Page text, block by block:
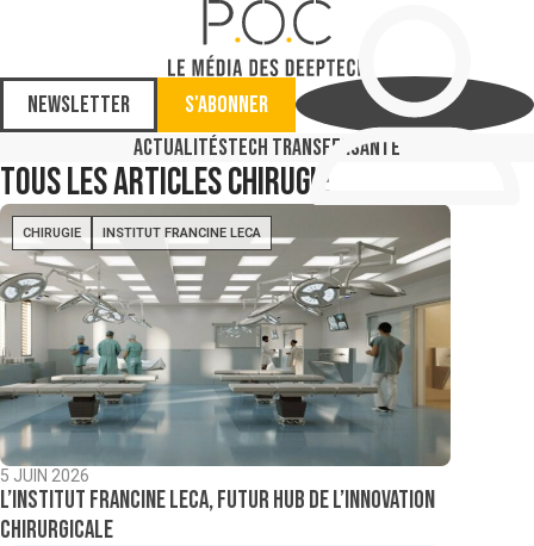
Newsletter
S'abonner
ActualitésTech TransferSanté
Tous les articleschirugie
CHIRUGIE INSTITUT FRANCINE LECA
5 JUIN 2026
L’Institut Francine Leca, futur hub de l’innovation
chirurgicale